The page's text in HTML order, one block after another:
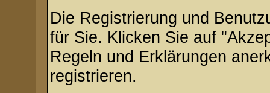
Die Registrierung und
für Sie. Klicken Sie auf
Regeln und Erklärungen
registrieren.